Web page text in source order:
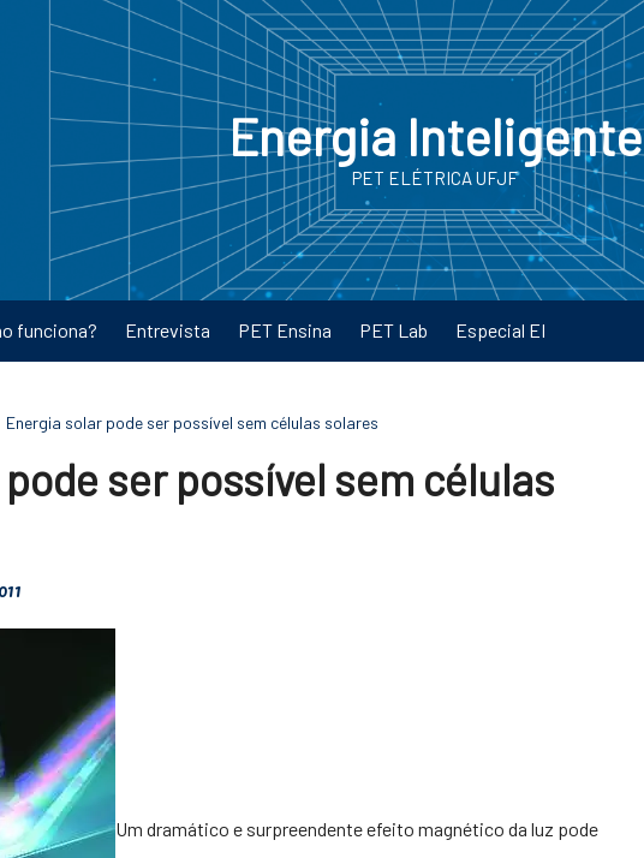
Energia Inteligente
PET ELÉTRICA UFJF
funciona? Entrevista PET Ensina PET Lab Especial EI
Energia solar pode ser possível sem células solares
ser possível sem células
Um dramático e surpreendente efeito magnético da luz pode